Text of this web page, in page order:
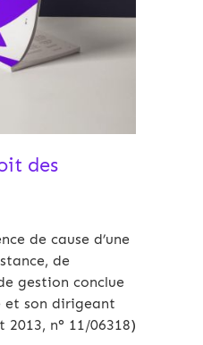
des
de cause d’une
de
gestion conclue
et son dirigeant
2013, n° 11/06318)